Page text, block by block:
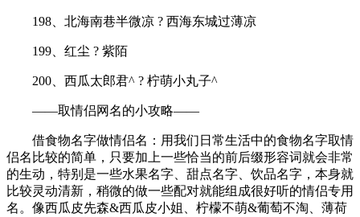
198、北海南巷半微凉 ? 西海东城过薄凉
199、红尘 ? 紫陌
200、西瓜太郎君^ ? 柠萌小丸子^
——取情侣网名的小攻略——
借食物名字做情侣名：用我们日常生活中的食物名字取情
侣名比较的简单，只要加上一些恰当的前后缀形容词就会非常
的生动，特别是一些水果名字、甜点名字、饮品名字，本身就
比较灵动清新，稍微的做一些配对就能组成很好听的情侣专用
名。像西瓜皮先森&西瓜皮小姐、柠檬不萌&葡萄不淘、薄荷